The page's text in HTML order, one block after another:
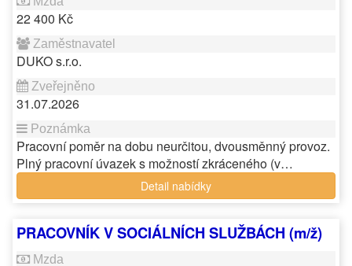
22 400 Kč
DUKO s.r.o.
31.07.2026
Pracovní poměr na dobu neurčitou, dvousměnný provoz.
Plný pracovní úvazek s možností zkráceného (v…
Detail nabídky
PRACOVNÍK V SOCIÁLNÍCH SLUŽBÁCH (m/ž)